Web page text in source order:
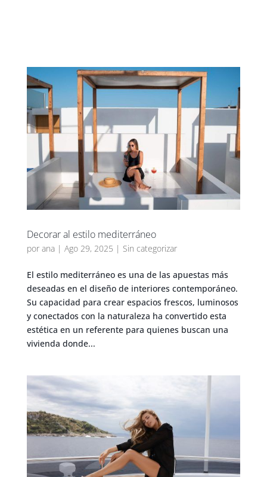
Decorar al estilo mediterráneo
por ana| Ago 29, 2025 | Sin categorizar
El estilo mediterráneo es una de las apuestas más
deseadas en el diseño de interiores contemporáneo.
Su capacidad para crear espacios frescos, luminosos
y conectados con la naturaleza ha convertido esta
estética en un referente para quienes buscan una
vivienda donde...